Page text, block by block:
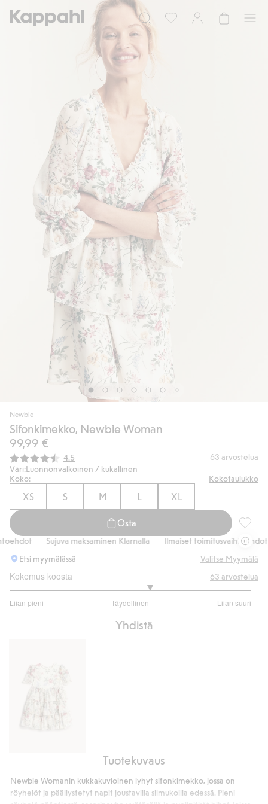
Newbie
Sifonkimekko, Newbie Woman
99,99 €
Keskimääräinen luokitus:
4.5 63 arvostelua
Väri:Luonnonvalkoinen / kukallinen
Koko:
Kokotaulukko
XS S M L XL
Osta
Sujuva maksaminen Klarnalla
Ilmaiset toimitusvaihtoehdot
Etsi myymälässä
Valitse Myymälä
Kokemus koosta
Liian pieni Täydellinen Liian suuri
/
63 arvostelua
Yhdistä
Tuotekuvaus
Newbie Womanin kukkakuvioinen lyhyt sifonkimekko, jossa on
röyhelöt ja päällystetyt napit joustavilla silmukoilla edessä. Pieni